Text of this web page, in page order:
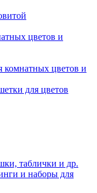
цветов и
цветов и
для цветов
таблички и др.
и наборы для